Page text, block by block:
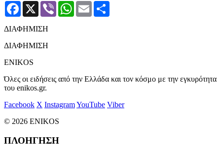
Facebook
X Viber WhatsApp
Email
ΔΙΑΦΗΜΙΣΗ
ΔΙΑΦΗΜΙΣΗ
ENIKOS
Όλες οι ειδήσεις από την Ελλάδα και τον κόσμο με την εγκυρότητα
του enikos.gr.
Facebook X InstagramYouTube Viber
© 2026 ENIKOS
ΠΛΟΗΓΗΣΗ